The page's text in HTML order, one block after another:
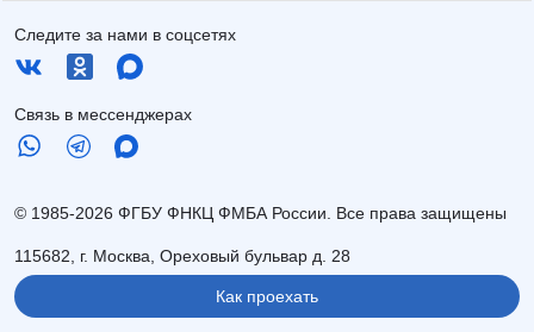
Следите за нами в соцсетях
Связь в мессенджерах
© 1985-2026 ФГБУ ФНКЦ ФМБА России. Все права защищены
115682, г. Москва, Ореховый бульвар д. 28
Как проехать